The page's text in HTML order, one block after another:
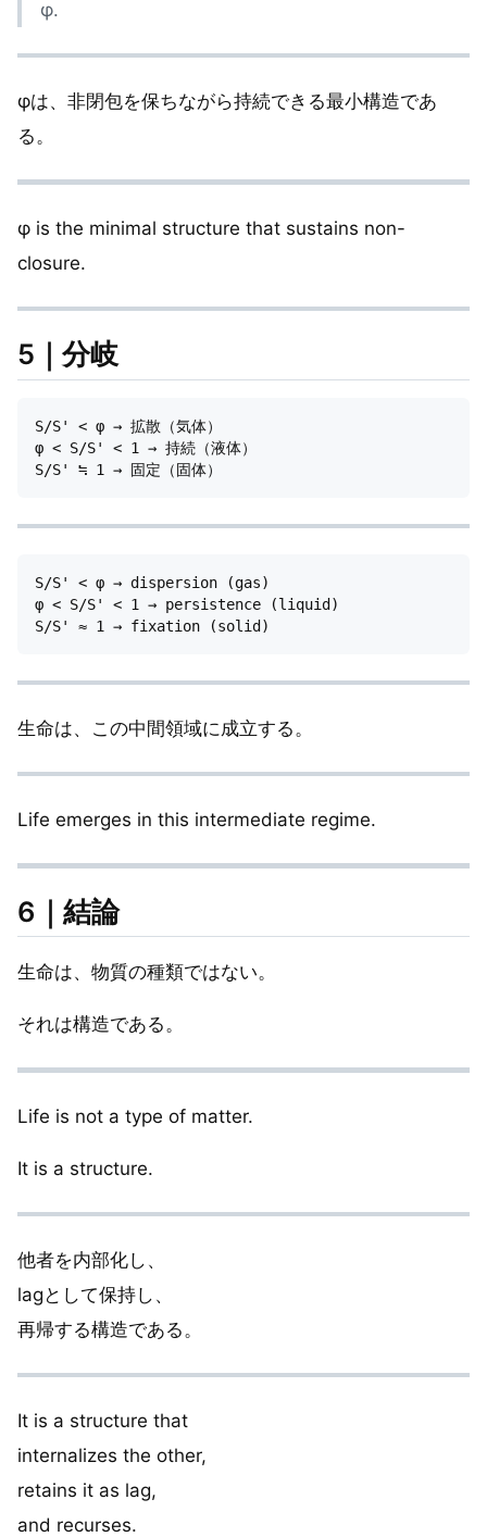
φ.
φは、非閉包を保ちながら持続できる最小構造であ
る。
φ is the minimal structure that sustains non-
closure.
5｜分岐
S/S' < φ → 拡散（気体）
φ < S/S' < 1 → 持続（液体）
S/S' < φ → dispersion (gas)
φ < S/S' < 1 → persistence (liquid)
生命は、この中間領域に成立する。
Life emerges in this intermediate regime.
6｜結論
生命は、物質の種類ではない。
それは構造である。
Life is not a type of matter.
It is a structure.
他者を内部化し、
lagとして保持し、
再帰する構造である。
It is a structure that
internalizes the other,
retains it as lag,
and recurses.